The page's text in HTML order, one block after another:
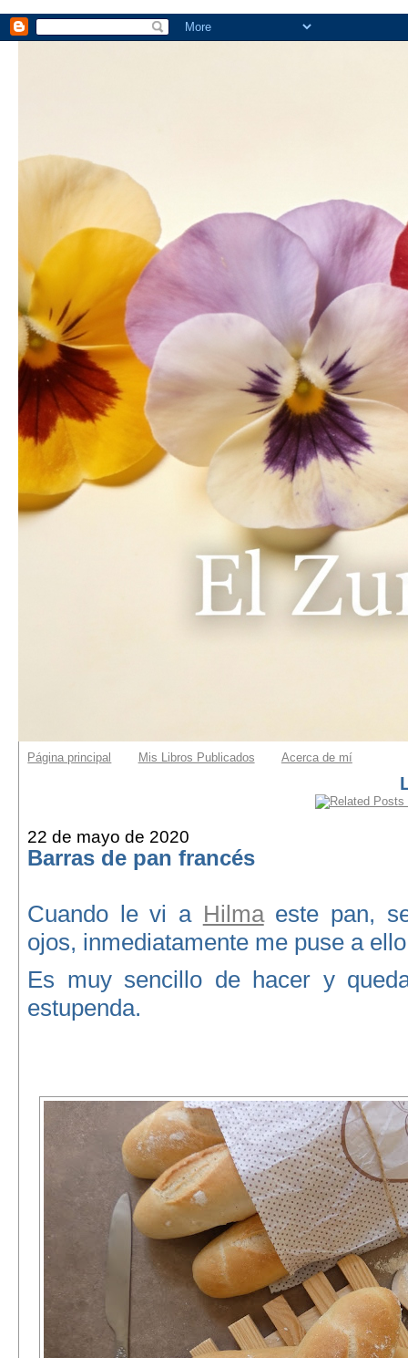
Página principal Mis Libros Publicados Acerca de mí
22 de mayo de 2020
Barras de pan francés
Cuando le vi a Hilmaeste pan,
ojos, inmediatamente me puse a
Es muy sencillo de hacer y
estupenda.